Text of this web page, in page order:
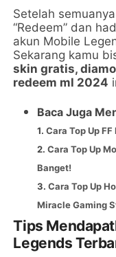
Setelah
“Redeem” dan
akun Mobile
Sekarang kamu
skin gratis,
redeem ml 2024
Baca Juga
1.Cara Top Up
2.Cara Top Up
Banget!
3.Cara Top Up
Miracle Gaming
Tips
Legends